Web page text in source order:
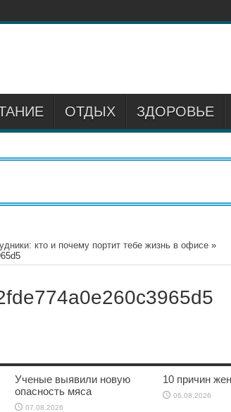
ОТДЫХ ЗДОРОВЬЕ
кто и почему портит тебе жизнь в офисе »
Ученые выявили новую
опасность мяса
07.08.2026
10 причин
06.08.2026